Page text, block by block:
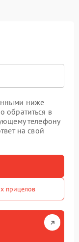
ниже
обратиться в
телефону
на свой
прицелов